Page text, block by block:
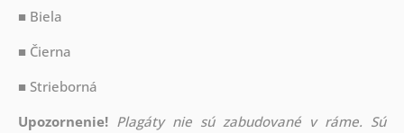
■ Biela
■ Čierna
■ Strieborná
Upozornenie! Plagáty nie sú zabudované v ráme. Sú